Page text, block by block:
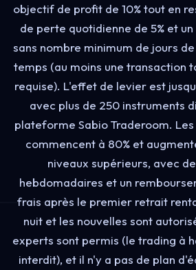
objectif de profit de 10% tout en
de perte quotidienne de 5% et
sans nombre minimum de jours
temps (au moins une transaction
requise). L'effet de levier est
avec plus de 250 instruments
plateforme Sabio Traderoom.
commencent à 80% et
niveaux supérieurs, avec
hebdomadaires et un
frais après le premier retrait
nuit et les nouvelles sont
experts sont permis (le trading à
interdit), et il n'y a pas de plan